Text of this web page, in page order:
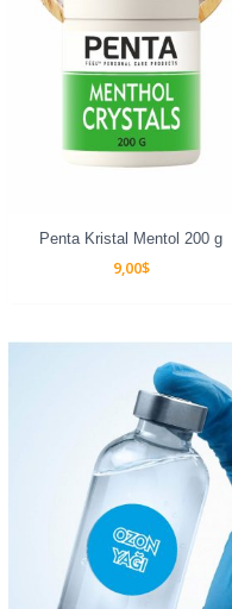
Penta Kristal Mentol 200 g
9,00$